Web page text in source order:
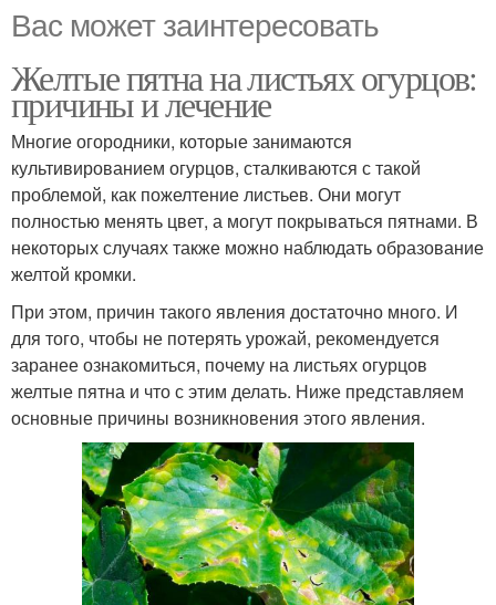
Вас может заинтересовать
Желтые пятна на листьях огурцов:
причины и лечение
Многие огородники, которые занимаются
культивированием огурцов, сталкиваются с такой
проблемой, как пожелтение листьев. Они могут
полностью менять цвет, а могут покрываться пятнами. В
некоторых случаях также можно наблюдать образование
желтой кромки.
При этом, причин такого явления достаточно много. И
для того, чтобы не потерять урожай, рекомендуется
заранее ознакомиться, почему на листьях огурцов
желтые пятна и что с этим делать. Ниже представляем
основные причины возникновения этого явления.